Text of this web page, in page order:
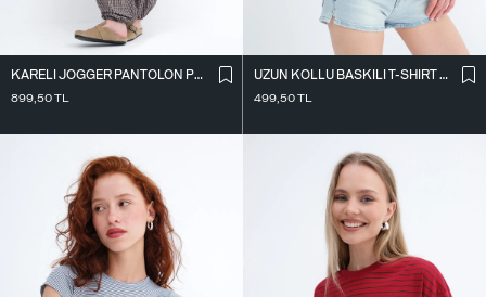
KARELI JOGGER PANTOLON PN18222
899,50TL
UZUN KOLLU BASKILI T-SHIRT P10696
499,50TL